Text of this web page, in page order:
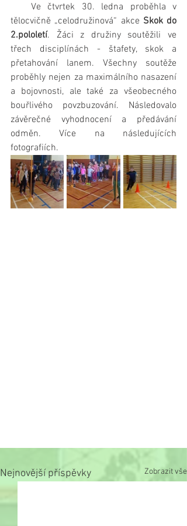
tělocvičně „celodružinová“ akce Skok do
2.pololetí. Žáci z družiny soutěžili ve
třech disciplínách - štafety, skok a
přetahování lanem. Všechny soutěže
proběhly nejen za maximálního nasazení
a bojovnosti, ale také za všeobecného
bouřlivého povzbuzování. Následovalo
závěrečné vyhodnocení a předávání
odměn. Více na následujících
fotografiích.
Nejnovější příspěvky Zobrazit vše